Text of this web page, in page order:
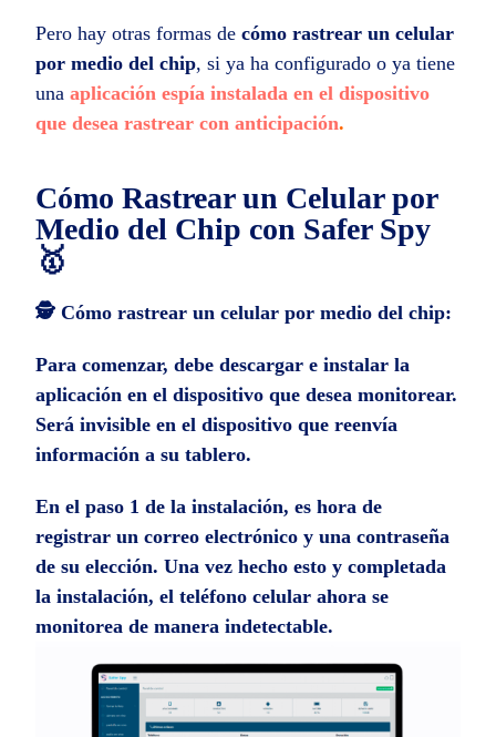
Pero hay otras formas decómo rastrear un celular
por medio del chip, si ya ha configurado o ya tiene
unaaplicación espía instalada en el dispositivo
que desea rastrear con anticipación.
Cómo Rastrear un Celular por
Medio del Chip con Safer Spy
🥇
🕵️ Cómo rastrear un celular por medio del chip:
Para comenzar, debe descargar e instalar la
aplicación en el dispositivo que desea monitorear.
Será invisible en el dispositivo que reenvía
información a su tablero.
En el paso 1 de la instalación, es hora de
registrar un correo electrónico y una contraseña
de su elección. Una vez hecho esto y completada
la instalación, el teléfono celular ahora se
monitorea de manera indetectable.